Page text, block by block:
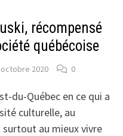
récompensé
québécoise
octobre 2020 0
du-Québec en ce qui a
culturelle, au
au mieux vivre